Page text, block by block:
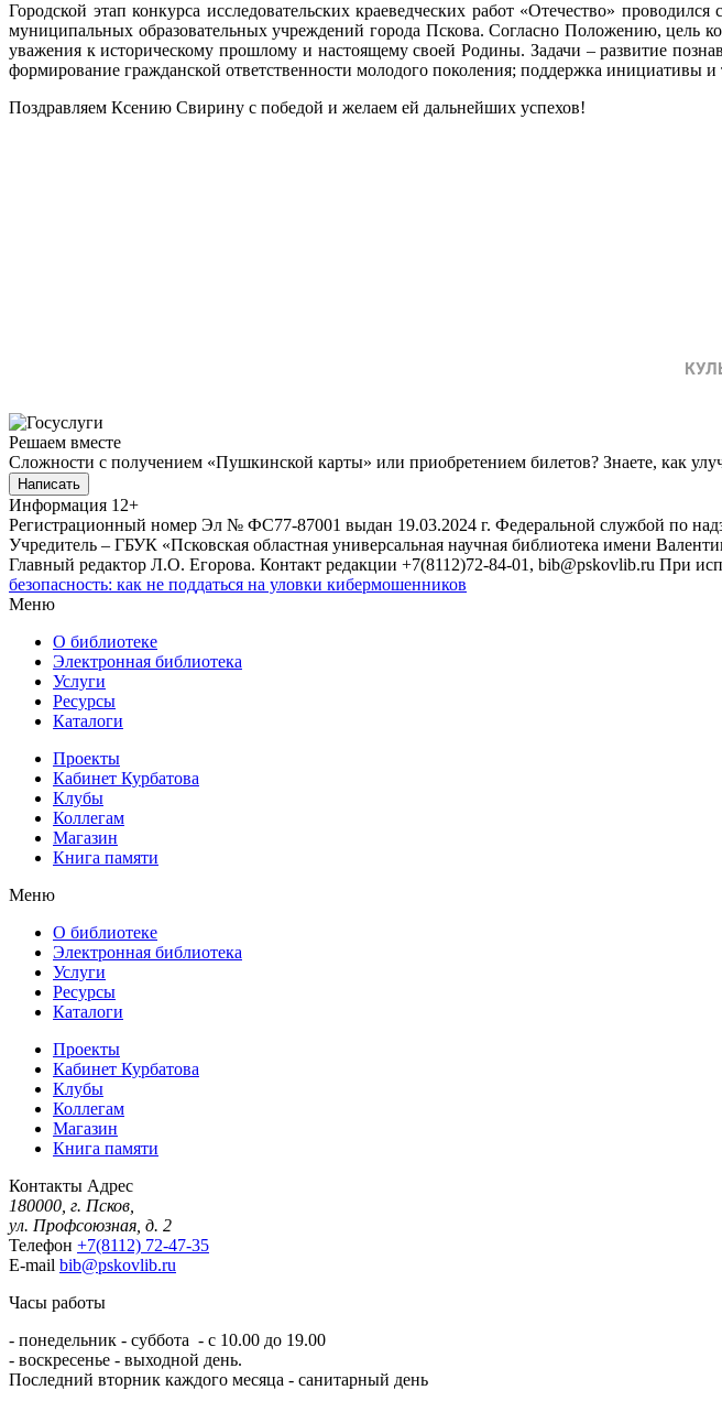
Городской этап конкурса исследовательских краеведческих работ «Отечество»
муниципальных образовательных учреждений города Пскова. Согласно Положению, цель
уважения к историческому прошлому и настоящему своей Родины. Задачи – развитие
формирование гражданской ответственности молодого поколения; поддержка инициативы
Поздравляем Ксению Свирину с победой и желаем ей дальнейших успехов!
Решаем вместе
Сложности с получением «Пушкинской карты» или приобретением билетов? Знаете, как
Написать
Информация 12+
Регистрационный номер Эл № ФС77-87001 выдан 19.03.2024 г. Федеральной службой по
Учредитель – ГБУК «Псковская областная универсальная научная библиотека имени
Главный редактор Л.О. Егорова. Контакт редакции +7(8112)72-84-01, bib@pskovlib.ru При
безопасность: как не поддаться на уловки кибермошенников
Меню
О библиотеке
Электронная библиотека
Услуги
Ресурсы
Каталоги
Проекты
Кабинет Курбатова
Клубы
Коллегам
Магазин
Книга памяти
Меню
О библиотеке
Электронная библиотека
Услуги
Ресурсы
Каталоги
Проекты
Кабинет Курбатова
Клубы
Коллегам
Магазин
Книга памяти
Контакты Адрес
180000, г. Псков,
ул. Профсоюзная, д. 2
Телефон +7(8112) 72-47-35
E-mail bib@pskovlib.ru
Часы работы
- понедельник - суббота - с 10.00 до 19.00
- воскресенье - выходной день.
Последний вторник каждого месяца - санитарный день